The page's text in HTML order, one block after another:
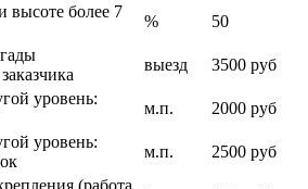
высоте более 7
%
50
выезд
3500 руб
уровень:
м.п.
2000 руб
уровень:
м.п.
2500 руб
(работа